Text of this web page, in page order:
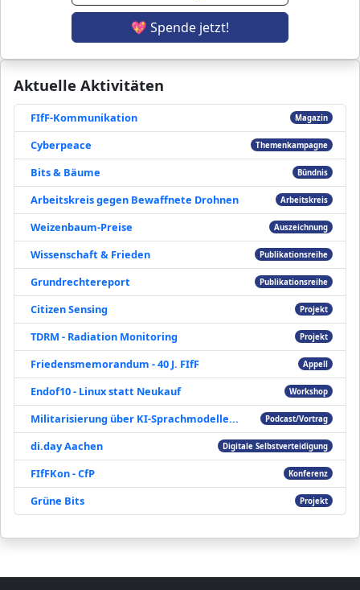
Aktuelle Aktivitäten
FIfF-Kommunikation Magazin
Cyberpeace Themenkampagne
Bits & Bäume Bündnis
Arbeitskreis gegen Bewaffnete Drohnen Arbeitskreis
Weizenbaum-Preise Auszeichnung
Wissenschaft & Frieden Publikationsreihe
Grundrechtereport Publikationsreihe
Citizen Sensing Projekt
TDRM - Radiation Monitoring Projekt
Friedensmemorandum - 40 J. FIfF Appell
Endof10 - Linux statt Neukauf Workshop
Militarisierung über KI-Sprachmodelle... Podcast/Vortrag
di.day Aachen Digitale Selbstverteidigung
FIfFKon - CfP Konferenz
Grüne Bits Projekt
💖 Spende jetzt!